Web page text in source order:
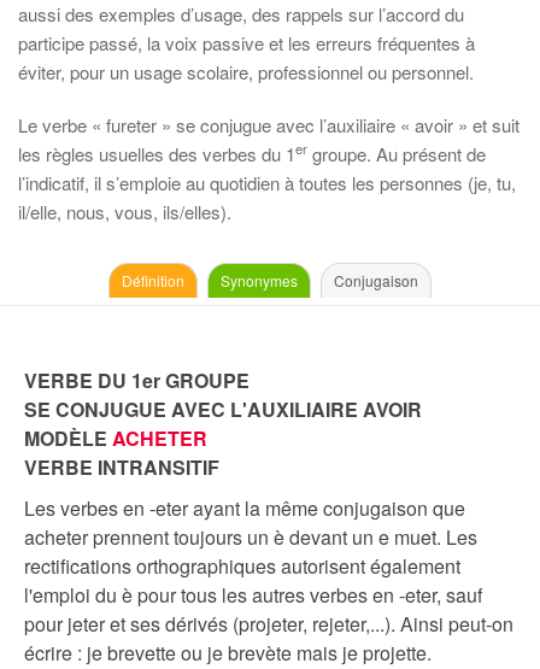
aussi des exemples d’usage, des rappels sur l’accord du
participe passé, la voix passive et les erreurs fréquentes à
éviter, pour un usage scolaire, professionnel ou personnel.
Le verbe « fureter » se conjugue avec l’auxiliaire « avoir » et suit
les règles usuelles des verbes du 1er groupe. Au présent de
l’indicatif, il s’emploie au quotidien à toutes les personnes (je, tu,
il/elle, nous, vous, ils/elles).
Définition Synonymes Conjugaison
VERBE DU 1er GROUPE
SE CONJUGUE AVEC L'AUXILIAIRE AVOIR
MODÈLE ACHETER
VERBE INTRANSITIF
Les verbes en -eter ayant la même conjugaison que
acheter prennent toujours un è devant un e muet. Les
rectifications orthographiques autorisent également
l'emploi du è pour tous les autres verbes en -eter, sauf
pour jeter et ses dérivés (projeter, rejeter,...). Ainsi peut-on
écrire : je brevette ou je brevète mais je projette.